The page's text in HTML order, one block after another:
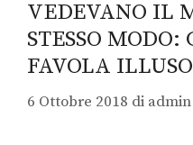
VEDEVANO IL
STESSO
FAVOLA
6 Ottobre 2018 di admin